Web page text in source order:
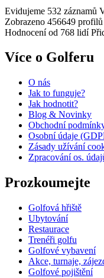
Evidujeme 532 záznamů
Zobrazeno 456649 profilů
Hodnocení od 768 lidí
Více o Golferu
O nás
Jak to funguje?
Jak hodnotit?
Blog & Novinky
Obchodní
Osobní údaje
Zásady užívání
Zpracování os.
Prozkoumejte
Golfová hřiště
Ubytování
Restaurace
Trenéři golfu
Golfové vybavení
Akce, turnaje,
Golfové pojištění